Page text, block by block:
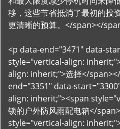
移，这些节省抵消了最初的投
更清晰的预算。</span></
<p data-end="3471" data-
style="vertical-align:
align: inherit;">选择</
end="3351" data-
align: inherit;"><span
锁的户外防风雨配电箱</
style="vertical-align: